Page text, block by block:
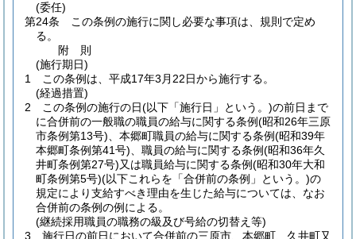
(委任)
第24条
この条例の施行に関し必要な事項は、規則で定め
る。
附 則
(施行期日)
1
この条例は、平成17年3月22日から施行する。
(経過措置)
2
この条例の施行の日(以下「施行日」という。)の前日まで
に合併前の一般職の職員の給与に関する条例(昭和26年三原
市条例第13号) 、本郷町職員の給与に関する条例(昭和39年
本郷町条例第41号) 、職員の給与に関する条例(昭和36年久
井町条例第27号)又は職員給与に関する条例(昭和30年大和
町条例第5号)(以下これらを「合併前の条例」という。)の
規定により支給すべき理由を生じた給与については、なお
合併前の条例の例による。
(継続採用職員の職務の級及び号給の切替え等)
3
施行日の前日において合併前の三原市、本郷町、久井町又